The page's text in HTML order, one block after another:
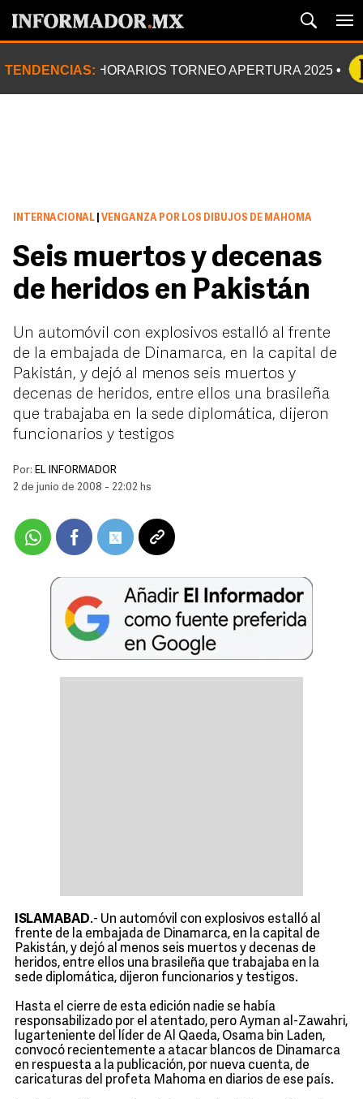
TENDENCIAS: HORARIOS TORNEO APERTURA 2025
INTERNACIONAL VENGANZA POR LOS DIBUJOS DE MAHOMA
Seis muertos y decenas
de heridos en Pakistán
Un automóvil con explosivos estalló al frente
de la embajada de Dinamarca, en la capital de
Pakistán, y dejó al menos seis muertos y
decenas de heridos, entre ellos una brasileña
que trabajaba en la sede diplomática, dijeron
funcionarios y testigos
Por: EL INFORMADOR
2 de junio de 2008 - 22:02 hs
ISLAMABAD.- Un automóvil con explosivos estalló al
frente de la embajada de Dinamarca, en la capital de
Pakistán, y dejó al menos seis muertos y decenas de
heridos, entre ellos una brasileña que trabajaba en la
sede diplomática, dijeron funcionarios y testigos.
Hasta el cierre de esta edición nadie se había
responsabilizado por el atentado, pero Ayman al-Zawahri,
lugarteniente del líder de Al Qaeda, Osama bin Laden,
convocó recientemente a atacar blancos de Dinamarca
en respuesta a la publicación, por nueva cuenta, de
caricaturas del profeta Mahoma en diarios de ese país.